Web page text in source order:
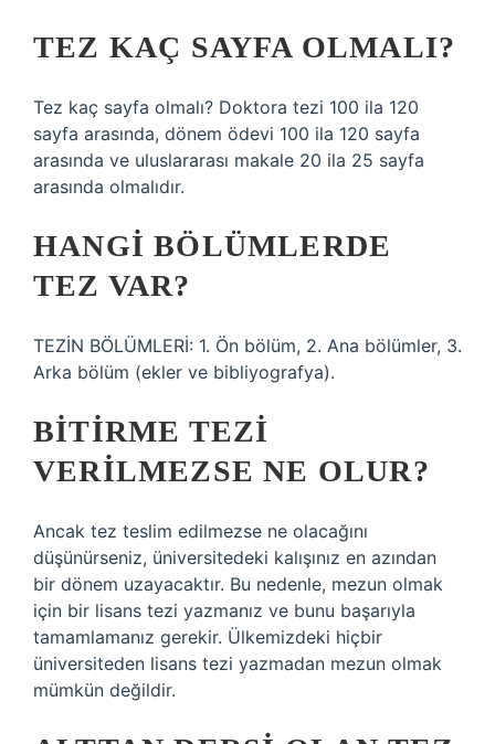
TEZ KAÇ SAYFA OLMALI?
Tez kaç sayfa olmalı? Doktora tezi 100 ila 120
sayfa arasında, dönem ödevi 100 ila 120 sayfa
arasında ve uluslararası makale 20 ila 25 sayfa
arasında olmalıdır.
HANGI BÖLÜMLERDE
TEZ VAR?
TEZİN BÖLÜMLERİ: 1. Ön bölüm, 2. Ana bölümler, 3.
Arka bölüm (ekler ve bibliyografya).
BITIRME TEZI
VERILMEZSE NE OLUR?
Ancak tez teslim edilmezse ne olacağını
düşünürseniz, üniversitedeki kalışınız en azından
bir dönem uzayacaktır. Bu nedenle, mezun olmak
için bir lisans tezi yazmanız ve bunu başarıyla
tamamlamanız gerekir. Ülkemizdeki hiçbir
üniversiteden lisans tezi yazmadan mezun olmak
mümkün değildir.